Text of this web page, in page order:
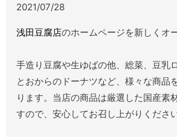
2021/07/28
浅田豆腐店のホームページを新しくオ
手造り豆腐や生ゆばの他、総菜、豆乳
とおからのドーナツなど、様々な商品
ります。当店の商品は厳選した国産素
すので、安心してお召し上がりください